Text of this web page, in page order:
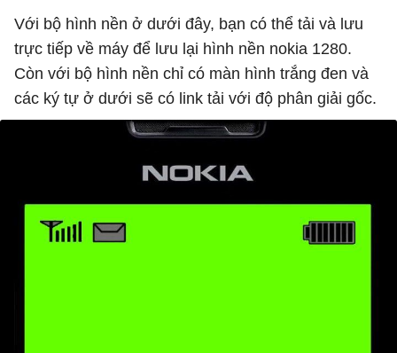
Với bộ hình nền ở dưới đây, bạn có thể tải và lưu
trực tiếp về máy để lưu lại hình nền nokia 1280.
Còn với bộ hình nền chỉ có màn hình trắng đen và
các ký tự ở dưới sẽ có link tải với độ phân giải gốc.